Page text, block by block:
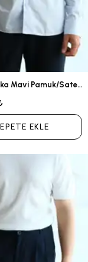
İtalyan Yaka Mavi Pamuk/Saten Gömlek
EKLE